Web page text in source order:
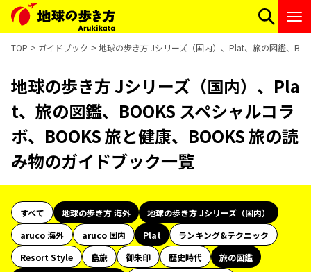
TOP ガイドブック 地球の歩き方 Jシリーズ（国内）、Plat、旅の図鑑、
地球の歩き方 Jシリーズ（国内）、Pla
t、旅の図鑑、BOOKS スペシャルコラ
ボ、BOOKS 旅と健康、BOOKS 旅の読
み物のガイドブック一覧
すべて 地球の歩き方 海外
地球の歩き方 Jシリーズ（国内）
aruco 海外
aruco 国内 Plat
ランキング&テクニック
Resort Style
島旅 御朱印 歴史時代
旅の図鑑